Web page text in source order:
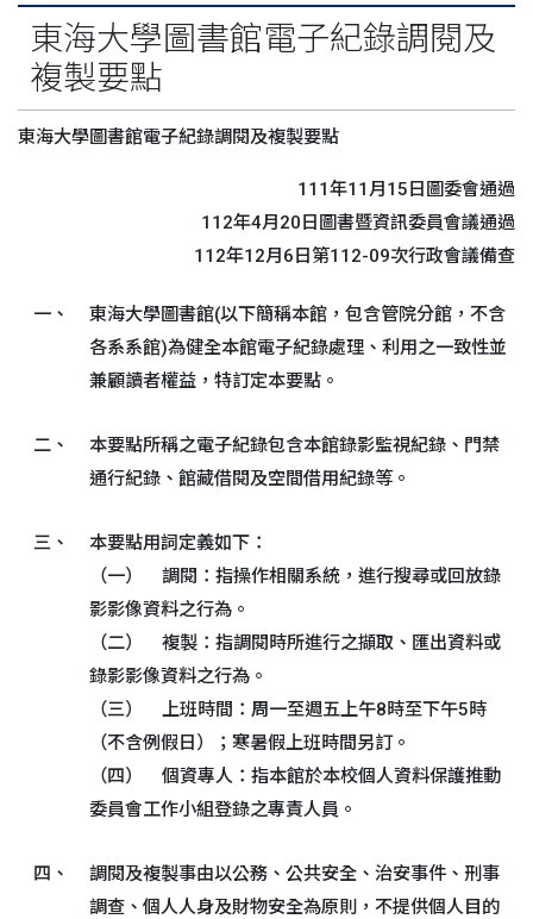
東海大學圖書館電子紀錄調閱及
複製要點
東海大學圖書館電子紀錄調閱及複製要點
111年11月15日圖委會通過
112年4月20日圖書暨資訊委員會議通過
112年12月6日第112-09次行政會議備查
一、
東海大學圖書館(以下簡稱本館，包含管院分館，不含
各系系館)為健全本館電子紀錄處理、利用之一致性並
兼顧讀者權益，特訂定本要點。
二、
本要點所稱之電子紀錄包含本館錄影監視紀錄、門禁
通行紀錄、館藏借閱及空間借用紀錄等。
三、
本要點用詞定義如下：
（一） 調閱：指操作相關系統，進行搜尋或回放錄
影影像資料之行為。
（二） 複製：指調閱時所進行之擷取、匯出資料或
錄影影像資料之行為。
（三） 上班時間：周一至週五上午8時至下午5時
（不含例假日）；寒暑假上班時間另訂。
（四） 個資專人：指本館於本校個人資料保護推動
委員會工作小組登錄之專責人員。
四、
調閱及複製事由以公務、公共安全、治安事件、刑事
調查、個人人身及財物安全為原則，不提供個人目的